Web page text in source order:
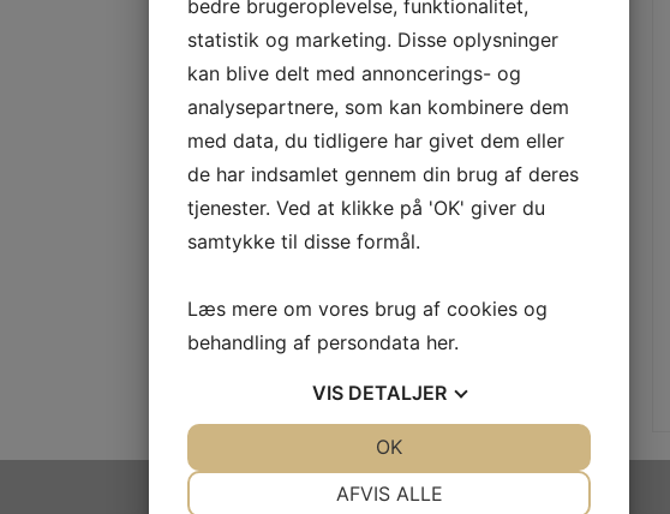
bedre brugeroplevelse, funktionalitet,
statistik og marketing. Disse oplysninger
kan blive delt med annoncerings- og
analysepartnere, som kan kombinere dem
med data, du tidligere har givet dem eller
de har indsamlet gennem din brug af deres
tjenester. Ved at klikke på 'OK' giver du
samtykke til disse formål.
Læs mere om vores brug af cookies og
behandling af persondata her.
VIS DETALJER
AFVIS ALLE
OK